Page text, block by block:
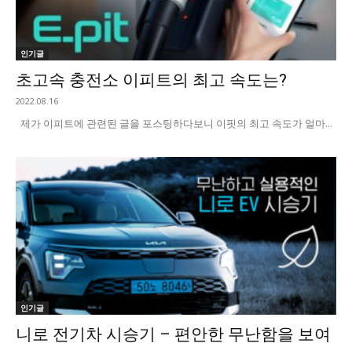
인기글
초고속 충전소 이피트의 최고 속도는?
2022.08.16
제가 이피트에 관련된 글을 포스팅하다보니 이핏의 최고 속도가 얼마...
인기글
니로 전기차 시승기 – 편안한 무난함을 보여